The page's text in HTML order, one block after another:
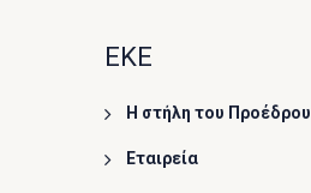
ΕΚΕ
Η στήλη του Προέδρου
Εταιρεία